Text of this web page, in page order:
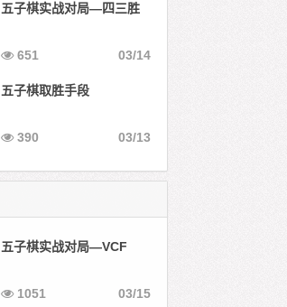
五子棋实战对局—四三胜
03/14
651
五子棋取胜手段
03/13
390
五子棋实战对局—VCF
03/15
1051